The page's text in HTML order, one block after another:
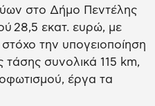
στο Δήμο Πεντέλης
28,5 εκατ. ευρώ, με
την υπογειοποίηση
τάσης συνολικά 115 km,
έργα τα